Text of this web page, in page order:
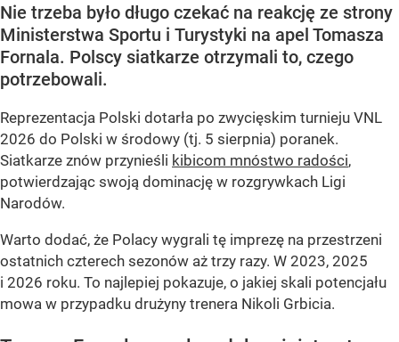
Nie trzeba było długo czekać na reakcję ze strony
Ministerstwa Sportu i Turystyki na apel Tomasza
Fornala. Polscy siatkarze otrzymali to, czego
potrzebowali.
Reprezentacja Polski dotarła po zwycięskim turnieju VNL
2026 do Polski w środowy (tj. 5 sierpnia) poranek.
Siatkarze znów przynieśli kibicom mnóstwo radości,
potwierdzając swoją dominację w rozgrywkach Ligi
Narodów.
Warto dodać, że Polacy wygrali tę imprezę na przestrzeni
ostatnich czterech sezonów aż trzy razy. W 2023, 2025
i 2026 roku. To najlepiej pokazuje, o jakiej skali potencjału
mowa w przypadku drużyny trenera Nikoli Grbicia.